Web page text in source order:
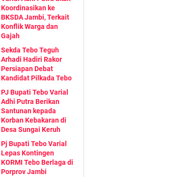
Koordinasikan ke
BKSDA Jambi, Terkait
Konflik Warga dan
Gajah
Sekda Tebo Teguh
Arhadi Hadiri Rakor
Persiapan Debat
Kandidat Pilkada Tebo
PJ Bupati Tebo Varial
Adhi Putra Berikan
Santunan kepada
Korban Kebakaran di
Desa Sungai Keruh
Pj Bupati Tebo Varial
Lepas Kontingen
KORMI Tebo Berlaga di
Porprov Jambi